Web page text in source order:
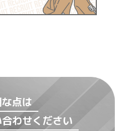
点は
わせください